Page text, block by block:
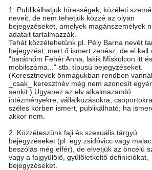
1. Publikálhatjuk hírességek, közéleti
neveit, de nem tehetjük közzé az olyan
bejegyzéseket, amelyek magánszemélyek
adatait tartalmazzák.
Tehát közzétehetünk pl. Pély Barna nevét
bejegyzést, mert ő ismert zenész, de el kell
"barátnőm Fehér Anna, lakik Miskolcon itt és
mobilszáma..." stb. típusú bejegyzéseket.
(Keresztnevek önmagukban rendben
_csak_ keresztnév még nem azonosít
senkit.) Ugyanez az elv alkalmazandó
intézményekre, vállalkozásokra,
széles körben ismert, publikálható; ha
akkor nem.
2. Közzéteszünk faji és szexuális tárgyú
bejegyzéseket (pl. egy zsidóvicc vagy
beszólás még elfér), de elvetjük az öncélú
vagy a fajgyűlölő, gyűlöletkeltő definíciókat,
bejegyzéseket.